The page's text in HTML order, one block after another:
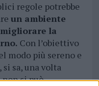
regole potrebbe
un ambiente
la
Con l’obiettivo
modo più sereno e
sa, una volta
si può